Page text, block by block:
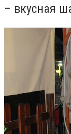
– вкусная